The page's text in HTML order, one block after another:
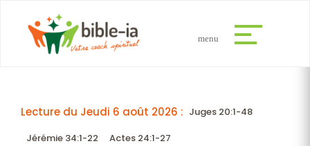
Lecture du Jeudi 6 août 2026 : Juges 20:1-48
Jérémie 34:1-22
Actes 24:1-27